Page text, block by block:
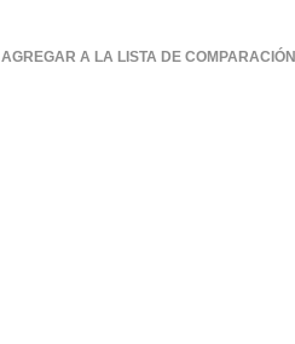
AGREGAR A LA LISTA DE COMPARACIÓN